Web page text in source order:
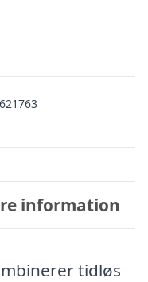
information
tidløs